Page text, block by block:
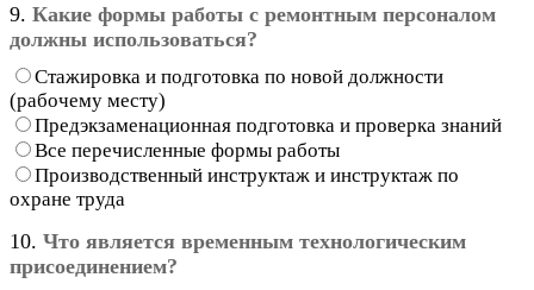
9. Какие формы работы с ремонтным персоналом
должны использоваться?
Стажировка и подготовка по новой должности
(рабочему месту)
Предэкзаменационная подготовка и проверка знаний
Все перечисленные формы работы
Производственный инструктаж и инструктаж по
охране труда
10. Что является временным технологическим
присоединением?